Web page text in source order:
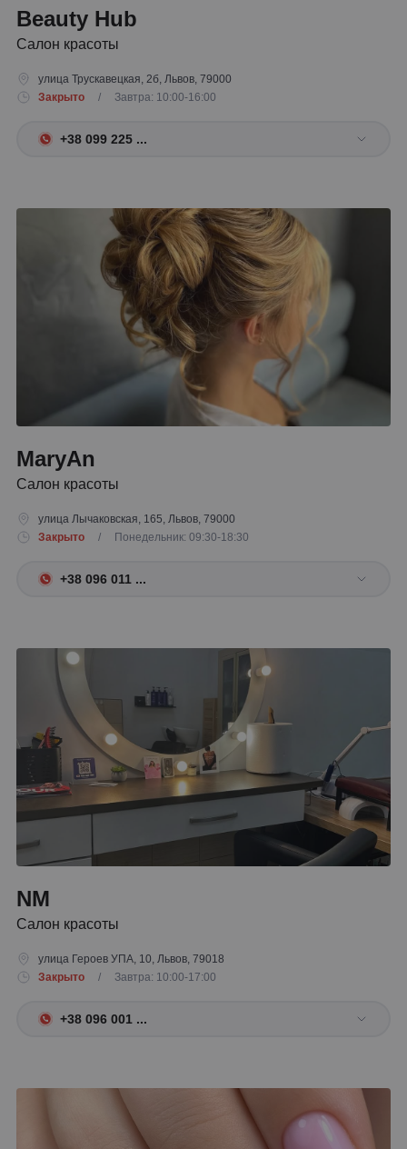
Beauty Hub
Салон красоты
улица Трускавецкая, 2б, Львов, 79000
Закрыто
/ Завтра: 10:00-16:00
+38 099 225 ...
MaryAn
Салон красоты
улица Лычаковская, 165, Львов, 79000
Закрыто
/ Понедельник: 09:30-18:30
+38 096 011 ...
NM
Салон красоты
улица Героев УПА, 10, Львов, 79018
Закрыто
/ Завтра: 10:00-17:00
+38 096 001 ...